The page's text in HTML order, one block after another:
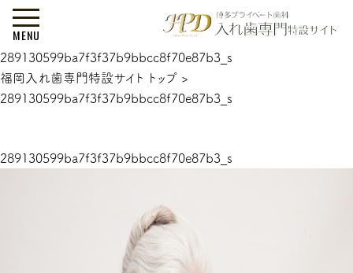
MENU
289130599ba7f3f37b9bbcc8f70e87b3_s
福岡入れ歯専門特設サイト トップ >
289130599ba7f3f37b9bbcc8f70e87b3_s
289130599ba7f3f37b9bbcc8f70e87b3_s